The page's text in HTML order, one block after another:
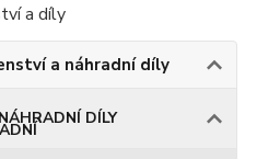
a díly
a náhradní díly
NÁHRADNÍ DÍLY